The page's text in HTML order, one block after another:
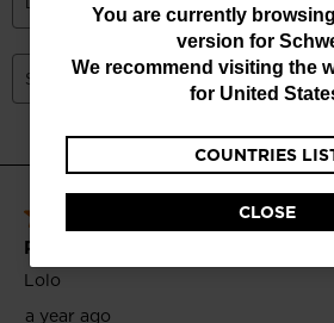
You
are
website
version
for
Schweiz
You are currently
version for
We recommend visiting the
for United
COUNTRIES
CLOSE